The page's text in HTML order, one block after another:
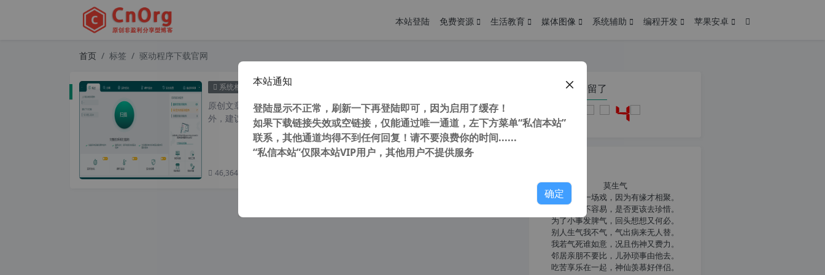
本站登陆 免费资源 生活教育 媒体图像 系统辅助 编程开发 苹果安卓
首页 标签 驱动程序下载官网
系统相关 独家汉化 替代驱动精灵软件 Auslogics Driver Updater (驱动管理升级软件) v2.0.0.0 中文版
原创文章，转载请注明： 转载自cnorg.12hp.de 注意：由于网站空间位于国
外，建议避开晚上的访问高峰期...
46,364 次浏览
您在本页停留了
莫生气
人生就像一场戏，因为有缘才相聚。
相扶到老不容易，是否更该去珍惜。
为了小事发脾气，回头想想又何必。
别人生气我不气，气出病来无人替。
我若气死谁如意，况且伤神又费力。
邻居亲朋不要比，儿孙琐事由他去。
吃苦享乐在一起，神仙羡慕好伴侣。
本站通知
登陆显示不正常，刷新一下再登陆即可，因为启用了缓存！
如果下载链接失效或空链接，仅能通过唯一通道，左下方菜单“私信本站”
联系，其他通道均得不到任何回复！请不要浪费你的时间......
“私信本站”仅限本站VIP用户，其他用户不提供服务
确定